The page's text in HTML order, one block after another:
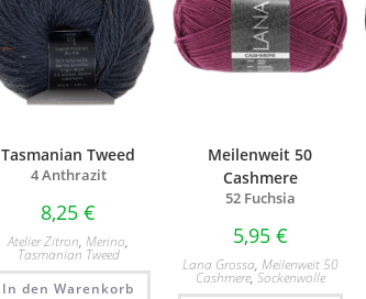
Tasmanian Tweed
4 Anthrazit
8,25€
Atelier Zitron,Merino,
Tasmanian Tweed
In den Warenkorb
Meilenweit 50
Cashmere
52 Fuchsia
5,95 €
Lana Grossa, Meilenweit 50
Cashmere,Sockenwolle